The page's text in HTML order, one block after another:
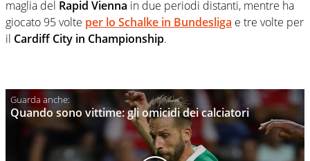
maglia del Rapid Vienna in due periodi distanti, mentre ha
giocato 95 volte per lo Schalke in Bundesliga e tre volte per
il Cardiff City in Championship.
Quando sono vittime: gli omicidi dei calciatori